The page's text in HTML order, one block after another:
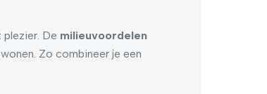
De milieuvoordelen
Zo combineer je een